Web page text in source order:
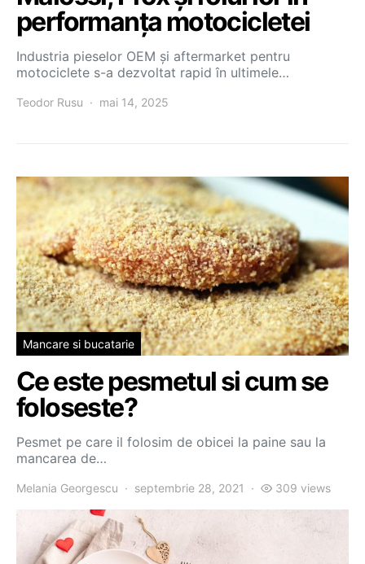
performanța motocicletei
Industria pieselor OEM și aftermarket pentru
motociclete s-a dezvoltat rapid în ultimele…
Teodor Rusu mai 14, 2025
Mancare si bucatarie
Ce este pesmetul si cum se
foloseste?
Pesmet pe care il folosim de obicei la paine sau la
mancarea de…
Melania Georgescu septembrie 28, 2021 309 views